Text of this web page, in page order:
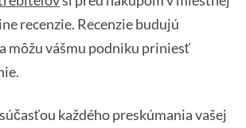
recenzie. Recenzie budujú
môžu vášmu podniku priniesť
každého preskúmania vašej